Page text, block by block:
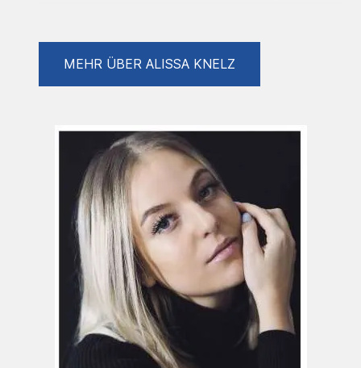
Bildsprache, die sowohl Ruhe als auch Stärke
ausstrahlt.
innere Kraft, Gelassenheit und Verbundenheit
mit ihrer Umgebung. Natürliche Elemente wie
Pflanzen, Tiere oder die Meereswelt
verschmelzen mit den Figuren und schaffen
poetische Bildwelten, in denen Verletzlichkeit
und Stärke gleichermaßen ihren Platz finden.
Ihre Gemälde laden dazu ein, einen Moment
innezuhalten und die Schönheit leiser, oft
übersehener Augenblicke wahrzunehmen.
Sie ist seit 2021 Teil von SKM.
MEHR ÜBER ALISSA KNELZ